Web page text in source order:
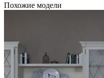
Похожие модели